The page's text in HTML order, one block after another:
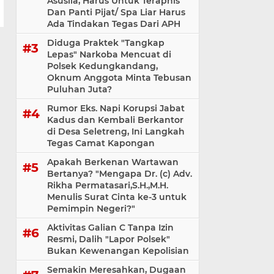
Dan Panti Pijat/ Spa Liar Harus
Ada Tindakan Tegas Dari APH
Diduga Praktek "Tangkap
Lepas" Narkoba Mencuat di
Polsek Kedungkandang,
Oknum Anggota Minta Tebusan
Puluhan Juta?
Rumor Eks. Napi Korupsi Jabat
Kadus dan Kembali Berkantor
di Desa Seletreng, Ini Langkah
Tegas Camat Kapongan
Apakah Berkenan Wartawan
Bertanya? "Mengapa Dr. (c) Adv.
Rikha Permatasari,S.H.,M.H.
Menulis Surat Cinta ke-3 untuk
Pemimpin Negeri?"
Aktivitas Galian C Tanpa Izin
Resmi, Dalih "Lapor Polsek"
Bukan Kewenangan Kepolisian
Semakin Meresahkan, Dugaan